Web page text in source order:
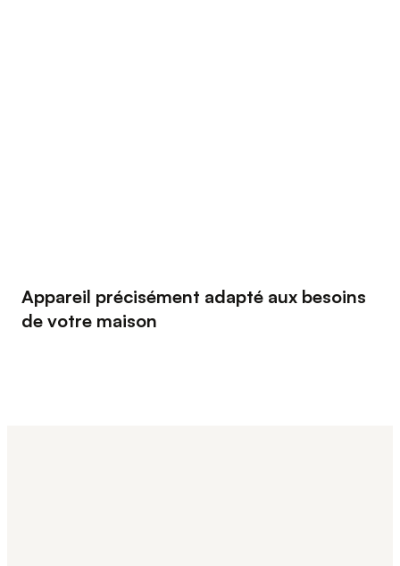
Appareil précisément adapté aux besoins
de votre maison